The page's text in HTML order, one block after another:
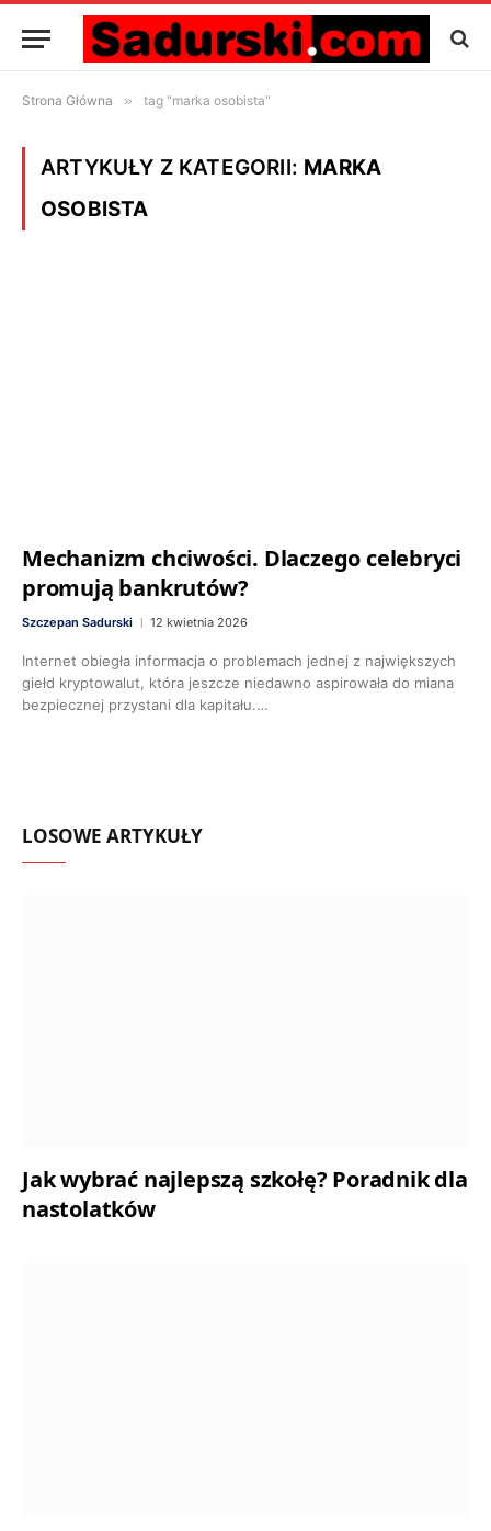
Strona Główna » tag "marka osobista"
ARTYKUŁY Z KATEGORII: MARKA
OSOBISTA
Mechanizm chciwości. Dlaczego celebryci
promują bankrutów?
Szczepan Sadurski 12 kwietnia 2026
Internet obiegła informacja o problemach jednej z największych
giełd kryptowalut, która jeszcze niedawno aspirowała do miana
bezpiecznej przystani dla kapitału.…
LOSOWE ARTYKUŁY
Jak wybrać najlepszą szkołę? Poradnik dla
nastolatków